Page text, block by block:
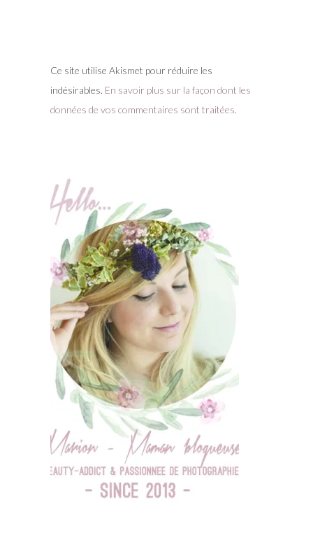
Ce site utilise Akismet pour réduire les
indésirables. En savoir plus sur la façon dont les
données de vos commentaires sont traitées.